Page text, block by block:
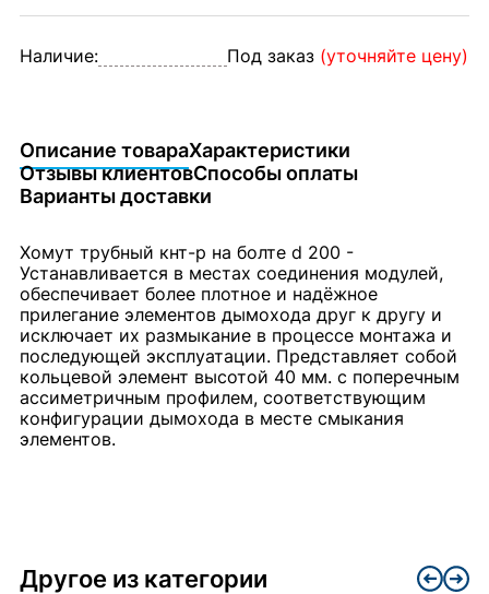
Наличие: Под заказ (уточняйте цену)
Описание товараХарактеристики
Отзывы клиентовСпособы оплаты
Варианты доставки
Хомут трубный кнт-р на болте d 200 -
Устанавливается в местах соединения модулей,
обеспечивает более плотное и надёжное
прилегание элементов дымохода друг к другу и
исключает их размыкание в процессе монтажа и
последующей эксплуатации. Представляет собой
кольцевой элемент высотой 40 мм. с поперечным
ассиметричным профилем, соответствующим
конфигурации дымохода в месте смыкания
элементов.
Другое из категории